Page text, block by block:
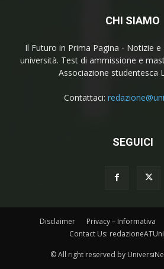
CHI SIAMO
Il Futuro in Prima Pagina - Notizie
università. Test di ammissione e
Associazione studentesca
Contattaci:
SEGUICI
Disclaimer Privacy – Informativa
Contact Us:
© All right reserved by